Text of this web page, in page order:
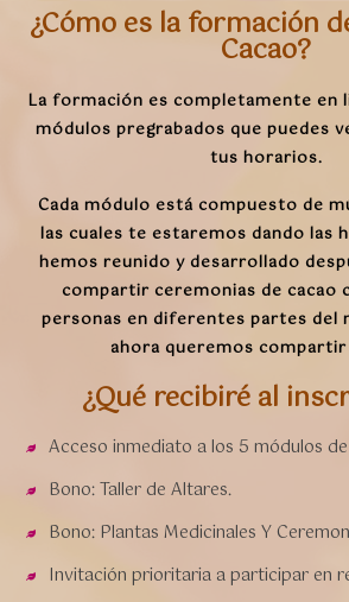
¿Cómo es la formación
Cacao?
La formación es completamente en
módulos pregrabados que puedes
tus horarios.
Cada módulo está compuesto de
las cuales te estaremos dando las
hemos reunido y desarrollado
compartir ceremonias de cacao
personas en diferentes partes del
ahora queremos
¿Qué recibiré al
Acceso inmediato a los 5 módulos
Bono: Taller de Altares.
Bono: Plantas Medicinales Y
Invitación prioritaria a participar en